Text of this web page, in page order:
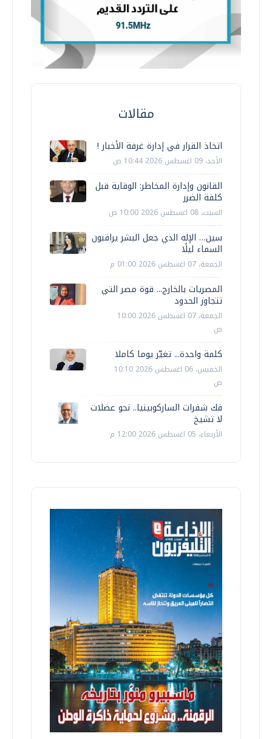
مقالات
اتخاذ القرار في إدارة غرفة الأخبار !
الأحد، 09 اغسطس 2026 10:44 ص
القانون وإدارة المخاطر: الوقاية قبل
كلفة الضرر
السبت، 08 اغسطس 2026 10:00 ص
سين… الإله الذي جعل البشر يراقبون
السماء ليلًا
الجمعة، 07 اغسطس 2026 01:00 م
المصريات بالخارج... قوة مصر التي
تتجاوز الحدود
الجمعة، 07 اغسطس 2026 10:00
ص
كلمة واحدة... تغيّر يوما كاملا
الخميس، 06 اغسطس 2026 10:10
ص
فك شفرات الساركوبينيا.. نحو عضلات
لا تشيخ
الأربعاء، 05 اغسطس 2026 12:00 م